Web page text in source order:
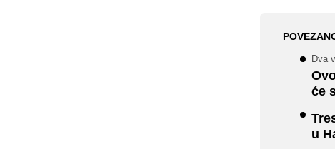
Dva
će
u